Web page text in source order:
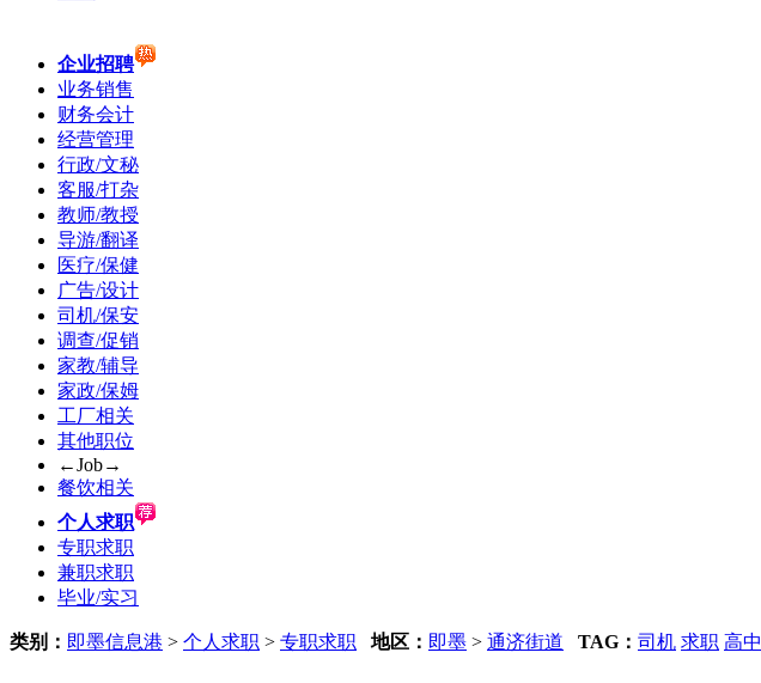
企业招聘
业务销售
财务会计
经营管理
行政/文秘
客服/打杂
教师/教授
导游/翻译
医疗/保健
广告/设计
司机/保安
调查/促销
家教/辅导
家政/保姆
工厂相关
其他职位
←Job→
餐饮相关
个人求职
专职求职
兼职求职
毕业/实习
类别： 即墨信息港 > 个人求职 > 专职求职 地区： 即墨 > 通济街道 TAG： 司机 求职 高中